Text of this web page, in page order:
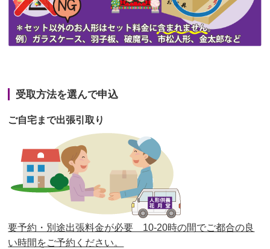
第44回人形供養祭令和3年6月3日(木)
第43回人形供養祭令和3年4月23日(金)
第39回人形供養祭令和2年10月22日(木)
第38回人形供養祭 令和2年8月26日(水)
第37回人形供養祭 令和2年6月8日(月)
第36回人形供養祭 令和2年4月16日(木)
第35回人形供養祭令和2年2月13日(木)
受取方法を選んで申込
ご自宅まで出張引取り
要予約・別途出張料金が必要 10-20時の間でご都合の良
い時間をご予約ください。